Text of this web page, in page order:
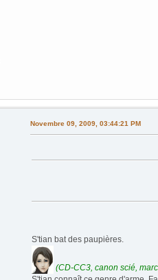
Novembre 09, 2009, 03:44:21 PM
S'tian bat des paupières.
(CD-CC3, canon scié,